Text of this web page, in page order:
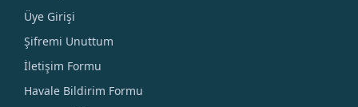
Üye Girişi
Şifremi Unuttum
İletişim Formu
Havale Bildirim Formu